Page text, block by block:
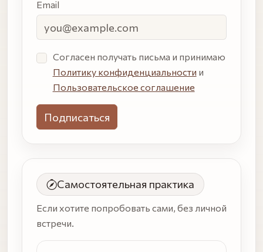
Email
человек
может не
это поле.
Лучше
дойти
Согласен получать письма и принимаю
Политику конфиденциальности и
Пользовательское соглашение
Самостоятельная практика
Если хотите попробовать сами, без личной
встречи.